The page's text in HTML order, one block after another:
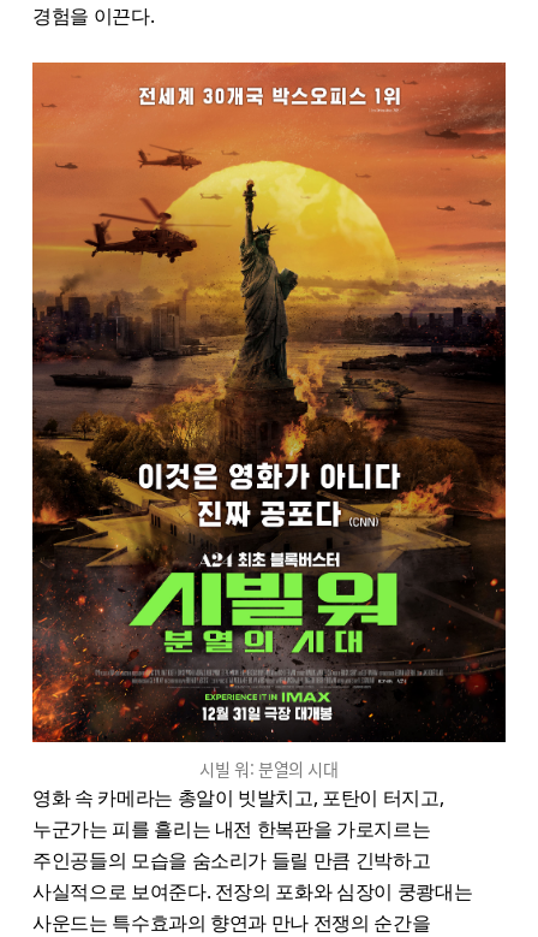
경험을 이끈다.
시빌 워: 분열의 시대
영화 속 카메라는 총알이 빗발치고, 포탄이 터지고,
누군가는 피를 흘리는 내전 한복판을 가로지르는
주인공들의 모습을 숨소리가 들릴 만큼 긴박하고
사실적으로 보여준다. 전장의 포화와 심장이 쿵쾅대는
사운드는 특수효과의 향연과 만나 전쟁의 순간을